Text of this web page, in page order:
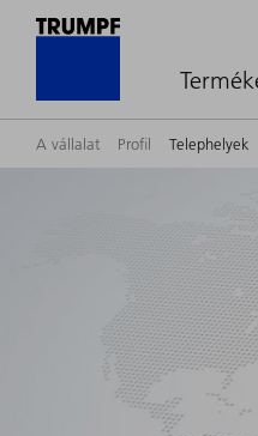
A vállalat Profil Telephelyek